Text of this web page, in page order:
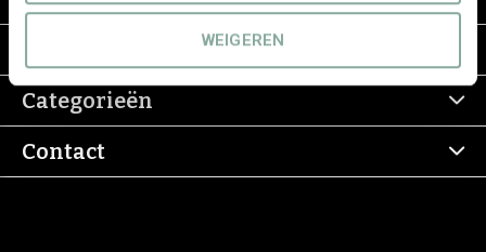
WEIGEREN
Categorieën
Contact